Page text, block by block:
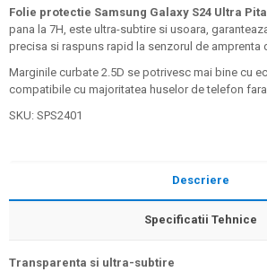
Folie protectie Samsung Galaxy S24 Ultra
pana la 7H, este ultra-subtire si usoara,
precisa si raspuns rapid la senzorul de amprenta
Marginile curbate 2.5D se potrivesc mai bine cu
compatibile cu majoritatea huselor de telefon
SKU: SPS2401
Descriere
Specificatii Tehnice
Transparenta si ultra-subtire